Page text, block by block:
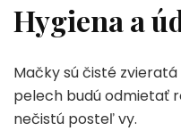
Hygiena a
Mačky sú čisté
pelech budú odmietať
nečistú posteľ vy.